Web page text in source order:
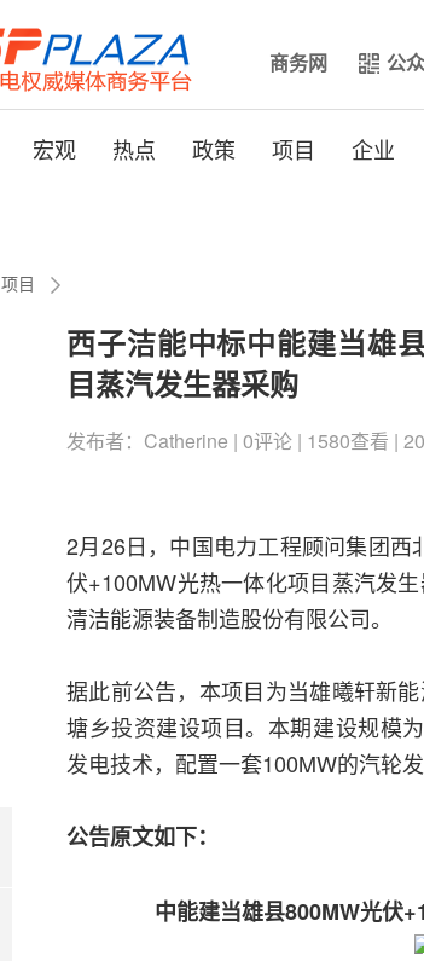
商务网 公
宏观 热点 政策 项目 企业
项目
西子洁能中标中能建当雄
目蒸汽发生器采购
发布者：Catherine | 0评论 | 1580查看 |
2月26日，中国电力工程顾问集团
伏+100MW光热一体化项目蒸汽发
清洁能源装备制造股份有限公司。
据此前公告，本项目为当雄曦轩新
塘乡投资建设项目。本期建设规模
发电技术，配置一套100MW的汽轮发
公告原文如下：
中能建当雄县800MW光伏